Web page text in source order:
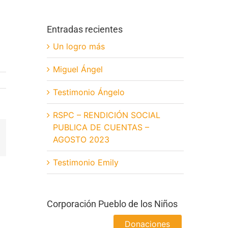
Entradas recientes
Un logro más
Miguel Ángel
Testimonio Ángelo
RSPC – RENDICIÓN SOCIAL
PUBLICA DE CUENTAS –
AGOSTO 2023
Testimonio Emily
Corporación Pueblo de los Niños
Donaciones